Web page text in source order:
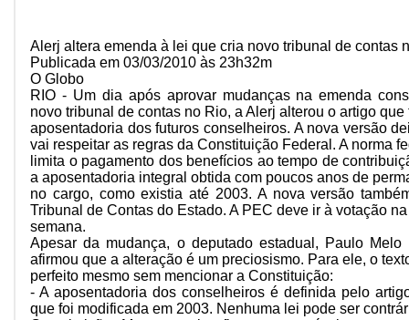
Alerj altera emenda à lei que cria novo tribunal de contas
Publicada em 03/03/2010 às 23h32m
O Globo
RIO - Um dia após aprovar mudanças na emenda
novo tribunal de contas no Rio, a Alerj alterou o artigo que
aposentadoria dos futuros conselheiros. A nova versão
vai respeitar as regras da Constituição Federal. A norma
limita o pagamento dos benefícios ao tempo de
a aposentadoria integral obtida com poucos anos de
no cargo, como existia até 2003. A nova versão
Tribunal de Contas do Estado. A PEC deve ir à votação
semana.
Apesar da mudança, o deputado estadual, Paulo Melo
afirmou que a alteração é um preciosismo. Para ele, o
perfeito mesmo sem mencionar a Constituição:
- A aposentadoria dos conselheiros é definida pelo
que foi modificada em 2003. Nenhuma lei pode ser